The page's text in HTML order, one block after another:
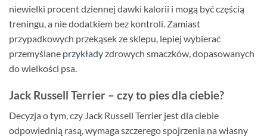
niewielki procent dziennej dawki kalorii i mogą być częścią
treningu, a nie dodatkiem bez kontroli. Zamiast
przypadkowych przekąsek ze sklepu, lepiej wybierać
przemyślane przykładyzdrowych smaczków, dopasowanych
do wielkości psa.
Jack Russell Terrier – czy to pies dla ciebie?
Decyzja o tym, czy Jack Russell Terrier jest dla ciebie
odpowiednią rasą, wymaga szczerego spojrzenia na własny